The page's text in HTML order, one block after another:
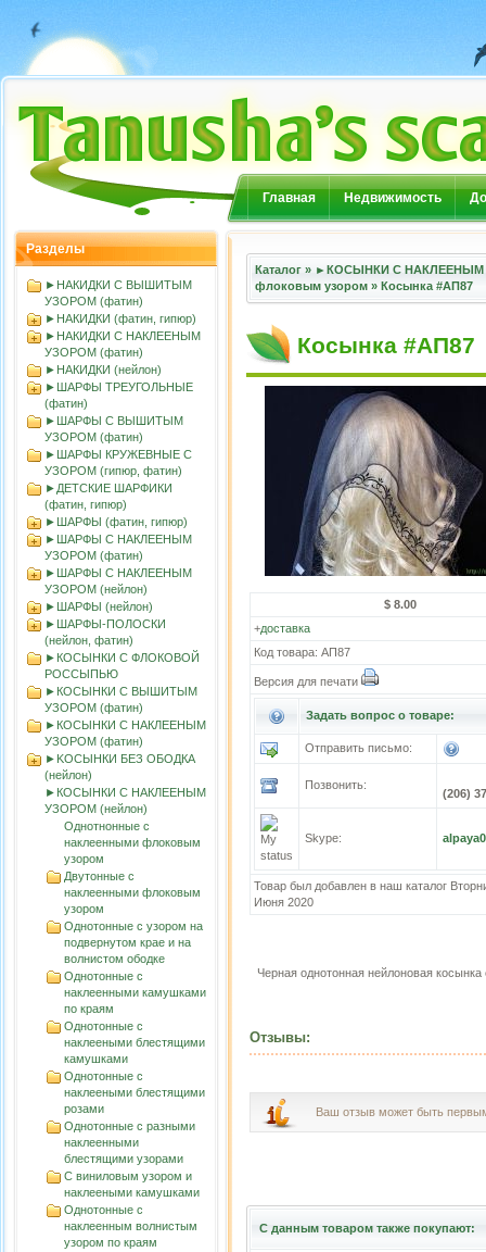
Главная Недвижимость
Разделы
►НАКИДКИ С ВЫШИТЫМ
УЗОРОМ (фатин)
►НАКИДКИ (фатин, гипюр)
►НАКИДКИ С НАКЛЕЕНЫМ
УЗОРОМ (фатин)
►НАКИДКИ (нейлон)
►ШАРФЫ ТРЕУГОЛЬНЫЕ
(фатин)
►ШАРФЫ С ВЫШИТЫМ
УЗОРОМ (фатин)
►ШАРФЫ КРУЖЕВНЫЕ С
УЗОРОМ (гипюр, фатин)
►ДЕТСКИЕ ШАРФИКИ
(фатин, гипюр)
►ШАРФЫ (фатин, гипюр)
►ШАРФЫ С НАКЛЕЕНЫМ
УЗОРОМ (фатин)
►ШАРФЫ С НАКЛЕЕНЫМ
УЗОРОМ (нейлон)
►ШАРФЫ (нейлон)
►ШАРФЫ-ПОЛОСКИ
(нейлон, фатин)
►КОСЫНКИ С ФЛОКОВОЙ
РОССЫПЬЮ
►КОСЫНКИ С ВЫШИТЫМ
УЗОРОМ (фатин)
►КОСЫНКИ С НАКЛЕЕНЫМ
УЗОРОМ (фатин)
►KOСЫНКИ БЕЗ ОБОДКА
(нейлон)
►КОСЫНКИ С НАКЛЕЕНЫМ
УЗОРОМ (нейлон)
Однотнонные с
наклеенными флоковым
узором
Двутонные с
наклеенными флоковым
узором
Однотонные с узором на
подвернутом крае и на
волнистом ободке
Однотонные с
наклеенными камушками
по краям
Однотонные с
наклееными блестящими
камушками
Однотонные с
наклееными блестящими
розами
Однотонные с разными
наклеенными
блестящими узорами
С виниловым узором и
наклееными камушками
Однотонные с
наклеенным волнистым
узорoм по краям
Каталог » ►КОСЫНКИ С НАКЛЕЕНЫМ
флоковым узором » Косынка #АП87
Косынка #АП87
$ 8.00
+доставка
Код товара: АП87
Версия для печати
Задать вопрос о товаре:
Отправить письмо:
Позвонить:
(206)
Skype:
Товар был добавлен в наш каталог
Июня 2020
Черная однотонная нейлоновая
Отзывы:
Ваш отзыв может быть
С данным товаром также покупают: